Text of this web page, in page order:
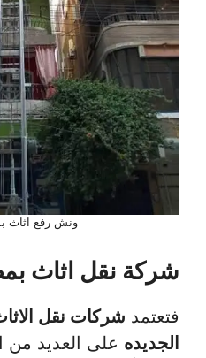
ونش رفع اثاث
شركة نقل اثاث
فتعتمد شركات نقل
الجديده على العديد من